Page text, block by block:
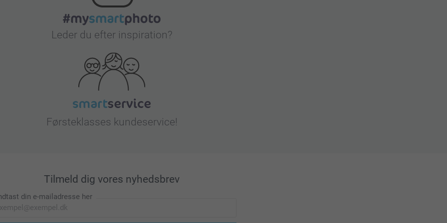
Leder du efter inspiration?
Førsteklasses kundeservice!
Tilmeld dig vores nyhedsbrev
din e-mailadresse her